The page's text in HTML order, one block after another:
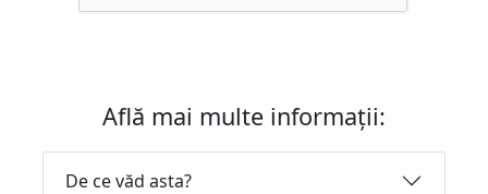
Află mai multe informații:
De ce văd asta?